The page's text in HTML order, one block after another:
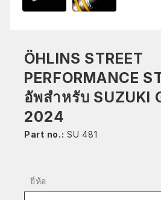
ÖHLINS STREET
PERFORMANCE
อัพสำหรับ SUZUKI
2024
Part no.: SU 481
ยี่ห้อ